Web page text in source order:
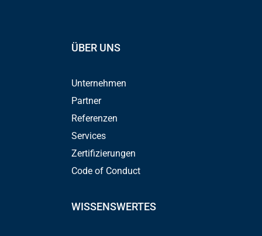
ÜBER UNS
Unternehmen
Partner
Referenzen
Services
Zertifizierungen
Code of Conduct
WISSENSWERTES